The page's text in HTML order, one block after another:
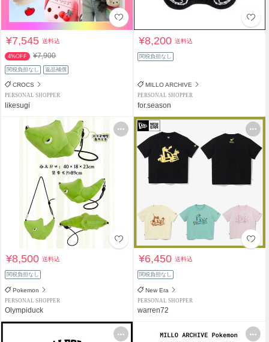
¥7,545送料込
4%OFF ¥7,900
関税負担なし 返品補償
CROCS
PERSONAL SHOPPER
likesugi
¥8,200送料込
関税負担なし
MILLO ARCHIVE
PERSONAL SHOPPER
for.season
¥8,500送料込
関税負担なし
Pokemon
PERSONAL SHOPPER
Olympiduck
¥6,450送料込
関税負担なし
New Era
PERSONAL SHOPPER
warren72